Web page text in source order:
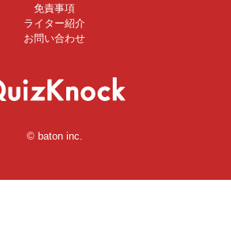
免責事項
ライター紹介
お問い合わせ
© baton inc.